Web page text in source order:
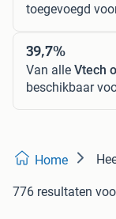
toegevoegd
39,7%
Van alle Vtech
beschikbaar
Home
776 resultaten